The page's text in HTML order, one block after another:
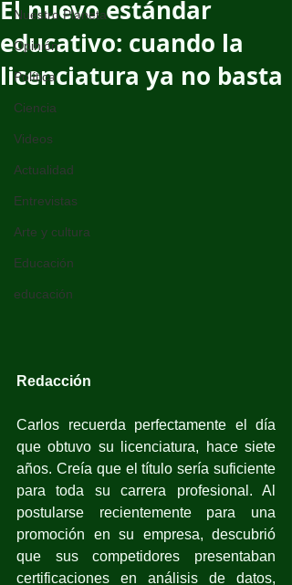
Nuestro Planeta
Opinión
Política
Ciencia
Videos
Actualidad
Entrevistas
Arte y cultura
Educación
educación
El nuevo estándar
educativo: cuando la
licenciatura ya no basta
Redacción
Carlos recuerda perfectamente el día
que obtuvo su licenciatura, hace siete
años. Creía que el título sería suficiente
para toda su carrera profesional. Al
postularse recientemente para una
promoción en su empresa, descubrió
que sus competidores presentaban